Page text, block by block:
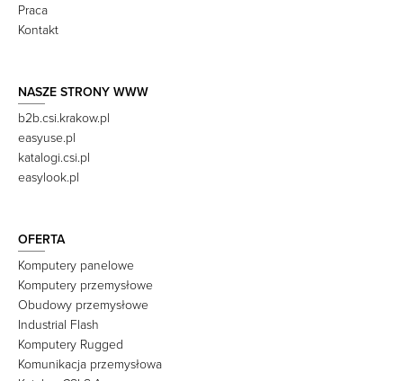
Praca
Kontakt
NASZE STRONY WWW
b2b.csi.krakow.pl
easyuse.pl
katalogi.csi.pl
easylook.pl
OFERTA
Komputery panelowe
Komputery przemysłowe
Obudowy przemysłowe
Industrial Flash
Komputery Rugged
Komunikacja przemysłowa